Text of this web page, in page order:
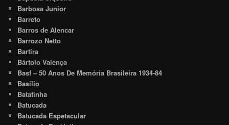
Barbosa Junior
Barreto
Barros de Alencar
Barrozo Netto
Bartira
Bártolo Valença
Basf – 50 Anos De Memória Brasileira 1934-84
Basílio
Batatinha
Batucada
Batucada Espetacular